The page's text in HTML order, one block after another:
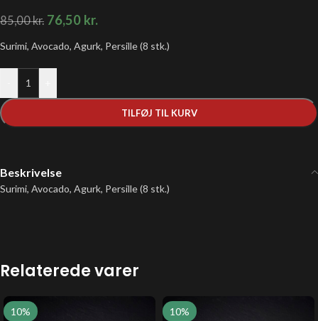
85,00kr. 76,50 kr.
Surimi, Avocado, Agurk, Persille (8 stk.)
TILFØJ TIL KURV
Beskrivelse
Surimi, Avocado, Agurk, Persille (8 stk.)
Relaterede varer
10% 10%